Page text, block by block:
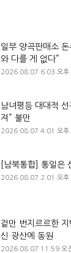
일부 양곡판매소
와 다를 게 없다”
2026.08.07 6:03 오후
남녀평등 대대적
져” 불만
2026.08.07 4:01 오후
[남북통합] 통일은
2026.08.07 2:01 오후
겉만 번지르르한
신 광산에 동원
2026.08.07 11:59 오